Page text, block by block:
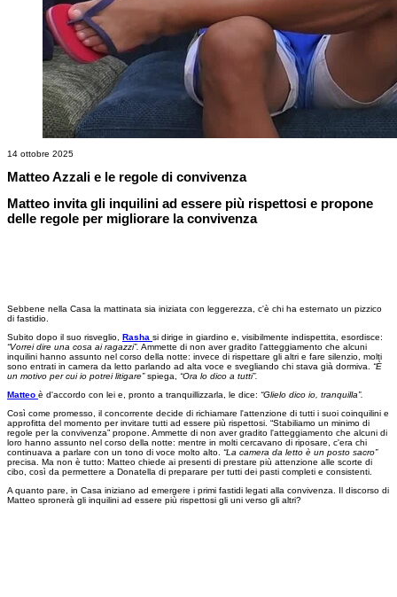
14 ottobre 2025
Matteo Azzali e le regole di convivenza
Matteo invita gli inquilini ad essere più rispettosi e propone
delle regole per migliorare la convivenza
Sebbene nella Casa la mattinata sia iniziata con leggerezza, c'è chi ha esternato un pizzico
di fastidio.
Subito dopo il suo risveglio, Rasha si dirige in giardino e, visibilmente indispettita, esordisce:
“Vorrei dire una cosa ai ragazzi”. Ammette di non aver gradito l'atteggiamento che alcuni
inquilini hanno assunto nel corso della notte: invece di rispettare gli altri e fare silenzio, molti
sono entrati in camera da letto parlando ad alta voce e svegliando chi stava già dormiva. “È
un motivo per cui io potrei litigare”spiega, “Ora lo dico a tutti”.
Matteo è d'accordo con lei e, pronto a tranquillizzarla, le dice: “Glielo dico io, tranquilla”.
Così come promesso, il concorrente decide di richiamare l'attenzione di tutti i suoi coinquilini e
approfitta del momento per invitare tutti ad essere più rispettosi. “Stabiliamo un minimo di
regole per la convivenza” propone. Ammette di non aver gradito l'atteggiamento che alcuni di
loro hanno assunto nel corso della notte: mentre in molti cercavano di riposare, c'era chi
continuava a parlare con un tono di voce molto alto. “La camera da letto è un posto sacro”
precisa. Ma non è tutto: Matteo chiede ai presenti di prestare più attenzione alle scorte di
cibo, così da permettere a Donatella di preparare per tutti dei pasti completi e consistenti.
A quanto pare, in Casa iniziano ad emergere i primi fastidi legati alla convivenza. Il discorso di
Matteo spronerà gli inquilini ad essere più rispettosi gli uni verso gli altri?